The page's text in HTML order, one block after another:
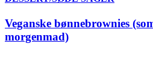
Veganske bønnebrownies
morgenmad)